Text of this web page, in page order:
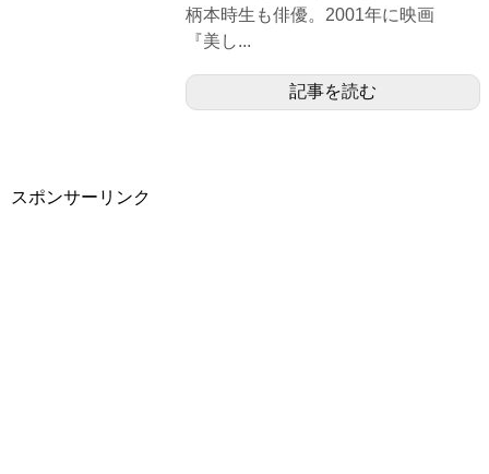
柄本時生も俳優。2001年に映画
『美し...
記事を読む
スポンサーリンク